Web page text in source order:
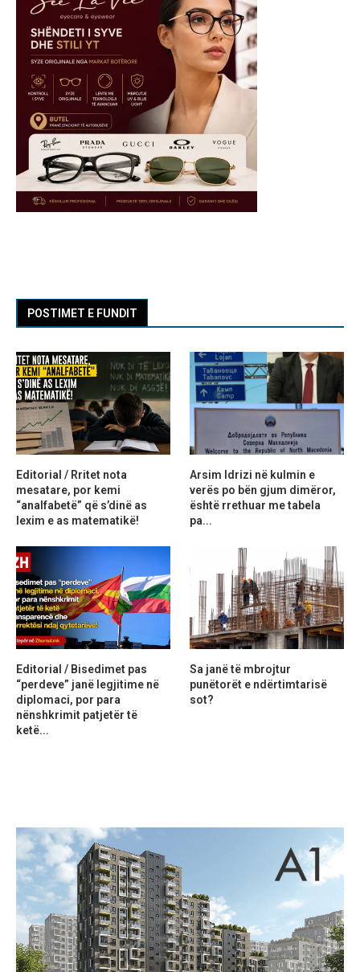
POSTIMET E FUNDIT
Editorial / Rritet nota
mesatare, por kemi
“analfabetë” që s’dinë as
lexim e as matematikë!
Arsim Idrizi në kulmin e
verës po bën gjum dimëror,
është rrethuar me tabela
pa...
Editorial / Bisedimet pas
“perdeve” janë legjitime në
diplomaci, por para
nënshkrimit patjetër të
ketë...
Sa janë të mbrojtur
punëtorët e ndërtimtarisë
sot?